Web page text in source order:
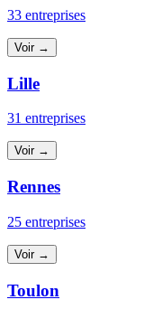
33 entreprises
Voir →
Lille
31 entreprises
Voir →
Rennes
25 entreprises
Voir →
Toulon